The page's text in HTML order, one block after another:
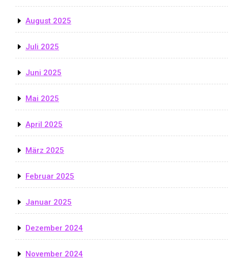
August 2025
Juli 2025
Juni 2025
Mai 2025
April 2025
März 2025
Februar 2025
Januar 2025
Dezember 2024
November 2024